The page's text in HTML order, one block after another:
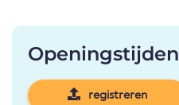
Openingstijden
registreren